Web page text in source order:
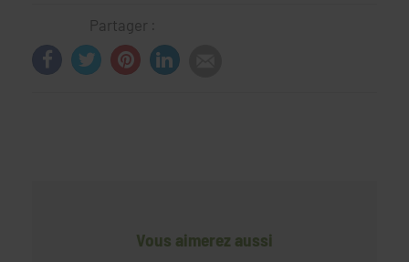
Partager :
Vous aimerez aussi